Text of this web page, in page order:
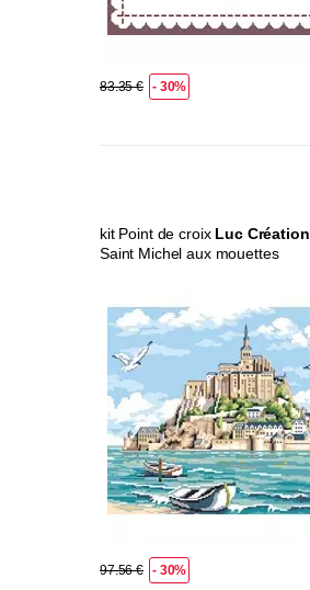
83.35 € - 30%
kit Point de croix Luc Création
Saint Michel aux mouettes
97.56 € - 30%